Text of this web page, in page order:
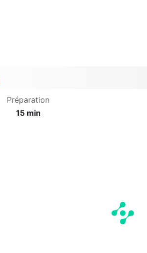
Préparation
15 min